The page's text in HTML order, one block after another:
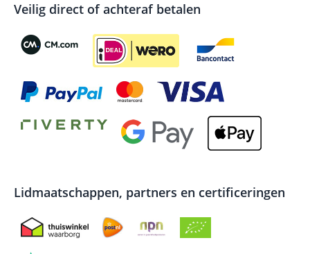
Veilig direct of achteraf betalen
Lidmaatschappen, partners en certificeringen